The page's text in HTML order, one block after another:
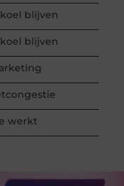
blijven
blijven
werkt